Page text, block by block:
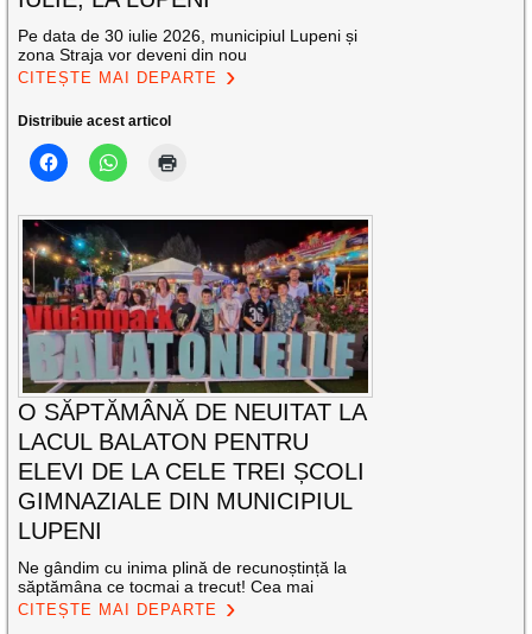
Pe data de 30 iulie 2026, municipiul Lupeni și
zona Straja vor deveni din nou
CITEȘTE MAI DEPARTE
Distribuie acest articol
O SĂPTĂMÂNĂ DE NEUITAT LA
LACUL BALATON PENTRU
ELEVI DE LA CELE TREI ȘCOLI
GIMNAZIALE DIN MUNICIPIUL
LUPENI
Ne gândim cu inima plină de recunoștință la
săptămâna ce tocmai a trecut! Cea mai
CITEȘTE MAI DEPARTE